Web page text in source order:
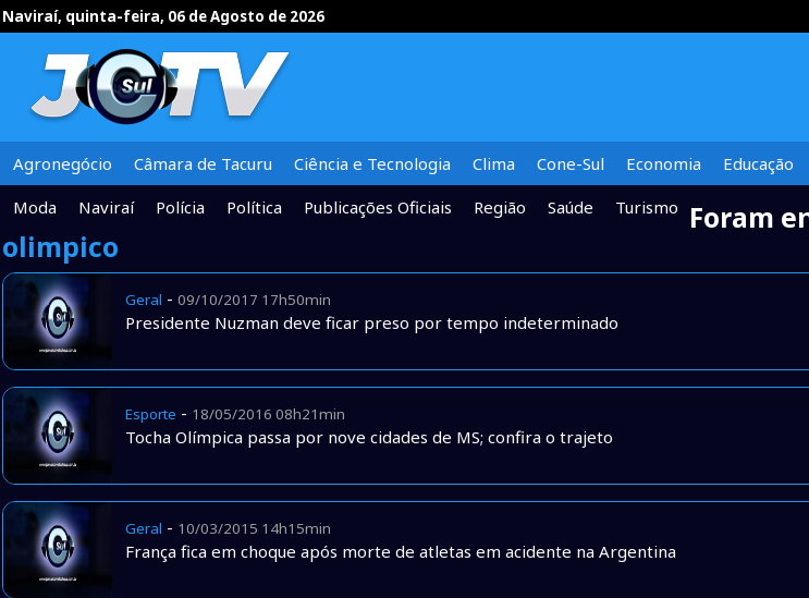
Naviraí, quinta-feira, 06 de Agosto de 2026
Agronegócio Câmara de Tacuru Ciência e Tecnologia Clima Cone-Sul Economia Educação
Moda
Naviraí Polícia Política Publicações Oficiais Região Saúde Turismo Foram
olimpico
Geral - 09/10/2017 17h50min
Presidente Nuzman deve ficar preso por tempo indeterminado
Esporte - 18/05/2016 08h21min
Tocha Olímpica passa por nove cidades de MS; confira o trajeto
Geral - 10/03/2015 14h15min
França fica em choque após morte de atletas em acidente na Argentina